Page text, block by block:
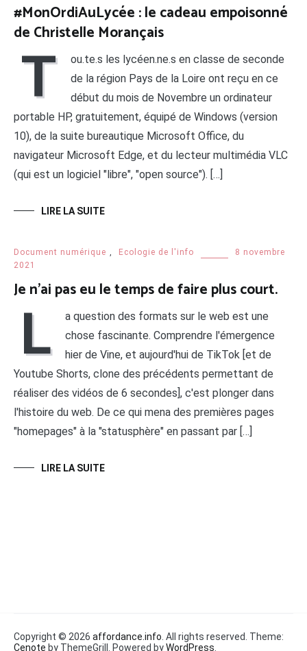
#MonOrdiAuLycée : le cadeau empoisonné
de Christelle Morançais
T
ou.te.s les lycéen.ne.s en classe de seconde
de la région Pays de la Loire ont reçu en ce
début du mois de Novembre un ordinateur
portable HP, gratuitement, équipé de Windows (version
10), de la suite bureautique Microsoft Office, du
navigateur Microsoft Edge, et du lecteur multimédia VLC
(qui est un logiciel "libre", "open source"). […]
LIRE LA SUITE
Document numérique Ecologie de l'info
8 novembre
2021
Je n’ai pas eu le temps de faire plus court.
L
a question des formats sur le web est une
chose fascinante. Comprendre l'émergence
hier de Vine, et aujourd'hui de TikTok [et de
Youtube Shorts, clone des précédents permettant de
réaliser des vidéos de 6 secondes], c'est plonger dans
l'histoire du web. De ce qui mena des premières pages
"homepages" à la "statusphère" en passant par […]
LIRE LA SUITE
Copyright © 2026 affordance.info . All rights reserved. Theme:
Cenote by ThemeGrill. Powered byWordPress